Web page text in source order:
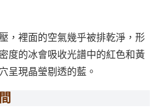
，裡面的空氣幾乎被排乾淨，形
度的冰會吸收光譜中的紅色和黃
呈現晶瑩剔透的藍。